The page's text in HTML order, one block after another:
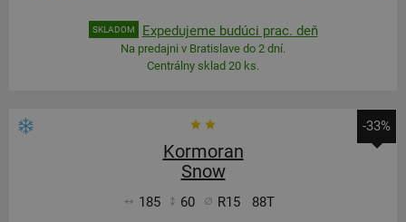
SKLADOM Expedujeme budúci prac. deň
Na predajni v Bratislave do 2 dní.
Centrálny sklad 20 ks.
-33%
Kormoran
Snow
185 60 R15 88T